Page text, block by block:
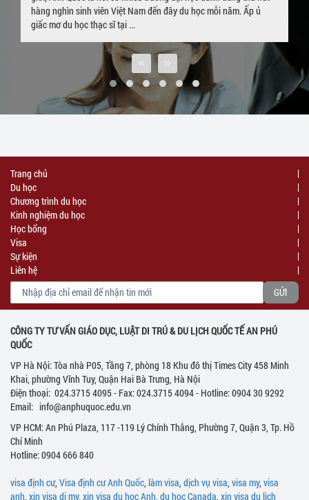
hàng nghìn sinh viên Việt Nam đến đây du học mỗi năm. Ấp ủ
giấc mơ du học thạc sĩ tại ...
Trang chủ
Du học
Chương trình du học
Kinh nghiệm du học
Học bổng
Visa
Sự kiện
Liên hệ
CÔNG TY TƯ VẤN GIÁO DỤC, LUẬT DI TRÚ & DU LỊCH QUỐC TẾ AN PHÚ
QUỐC
VP Hà Nội: Tòa nhà P05, Tầng 7, phòng 18 Khu đô thị Times City 458 Minh
Khai, phường Vĩnh Tuy, Quận Hai Bà Trưng, Hà Nội
Điện thoại: 024.3715 4095 - Fax: 024.3715 4094 - Hotline: 0904 30 9292
Email: info@anphuquoc.edu.vn
VP HCM: An Phú Plaza, 117 -119 Lý Chính Thắng, Phường 7, Quận 3, Tp. Hồ
Chí Minh
Hotline: 0904 666 840
visa định cư, Visa định cư Anh Quốc, làm visa, dịch vụ visa, visa my, visa
anh, xin visa di my, xin visa du hoc Anh, du học Canada, xin visa du lich